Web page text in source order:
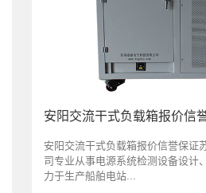
安阳交流干式负载箱报价信
安阳交流干式负载箱报价信誉保证
司专业从事电源系统检测设备设计
力于生产船舶电站...